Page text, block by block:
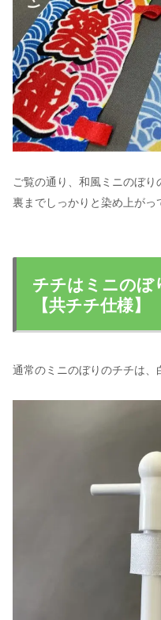
ご覧の通り、和風ミニのぼり
裏までしっかりと染め上がっ
チチはミニのぼ
【共チチ仕様】
通常のミニのぼりのチチは、